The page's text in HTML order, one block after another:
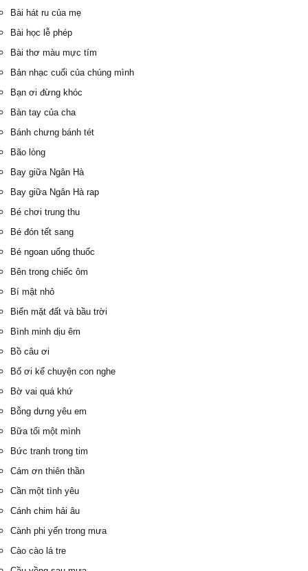
Bài hát ru của mẹ
Bài học lễ phép
Bài thơ màu mực tím
Bản nhạc cuối của chúng mình
Bạn ơi đừng khóc
Bàn tay của cha
Bánh chưng bánh tét
Bão lòng
Bay giữa Ngân Hà
Bay giữa Ngân Hà rap
Bé chơi trung thu
Bé đón tết sang
Bé ngoan uống thuốc
Bên trong chiếc ôm
Bí mật nhỏ
Biển mặt đất và bầu trời
Bình minh dịu êm
Bồ câu ơi
Bố ơi kể chuyện con nghe
Bờ vai quá khứ
Bỗng dưng yêu em
Bữa tối một mình
Bức tranh trong tim
Cám ơn thiên thần
Cần một tình yêu
Cánh chim hải âu
Cành phi yến trong mưa
Cào cào lá tre